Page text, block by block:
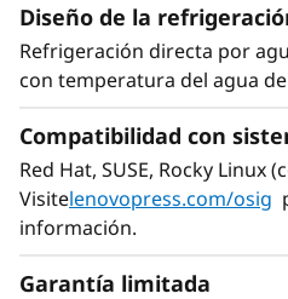
Diseño de la
Refrigeración directa por
con temperatura del agua
Compatibilidad con
Red Hat, SUSE, Rocky Linux
Visitelenovopress.com/osig
información.
Garantía limitada